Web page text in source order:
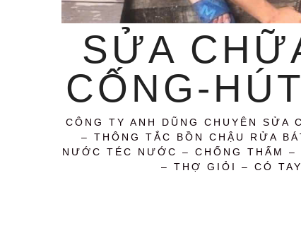
SỬA
CỐNG-
CÔNG TY ANH DŨNG CHUYÊN
– THÔNG TẮC BỒN CHẬU RỬA
NƯỚC TÉC NƯỚC – CHỐNG THẤM
– THỢ GIỎI – CÓ